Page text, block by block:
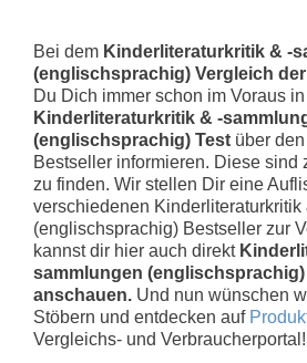
Bei dem Kinderliteraturkritik & -
(englischsprachig) Vergleich
Du Dich immer schon im Voraus
Kinderliteraturkritik & -
(englischsprachig) Test über
Bestseller informieren. Diese sind
zu finden. Wir stellen Dir eine
verschiedenen Kinderliteraturkritik
(englischsprachig) Bestseller zur
kannst dir hier auch direkt
sammlungen
anschauen. Und nun wünschen
Stöbern und entdecken auf
Vergleichs- und Verbraucherportal!